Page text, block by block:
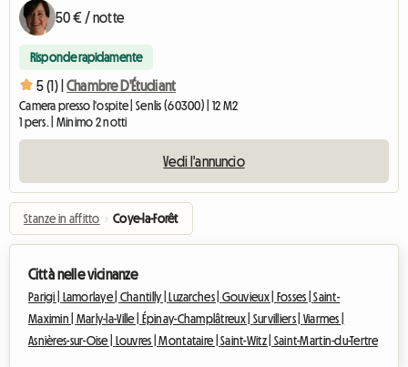
50 € / notte
Risponde rapidamente
5 (1) | Chambre D'Étudiant
Camera presso l'ospite | Senlis (60300) | 12 M2
1 pers. | Minimo 2 notti
Vedi l'annuncio
Stanze in affitto › Coye-la-Forêt
Città nelle vicinanze
Parigi | Lamorlaye | Chantilly |Luzarches | Gouvieux | Fosses |Saint-
Maximin | Marly-la-Ville | Épinay-Champlâtreux | Survilliers | Viarmes |
Asnières-sur-Oise | Louvres |Montataire |Saint-Witz | Saint-Martin-du-Tertre